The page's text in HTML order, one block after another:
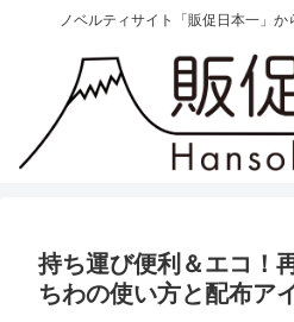
ノベルティサイト「販促日本一」
持ち運び便利＆エコ！
ちわの使い方と配布ア